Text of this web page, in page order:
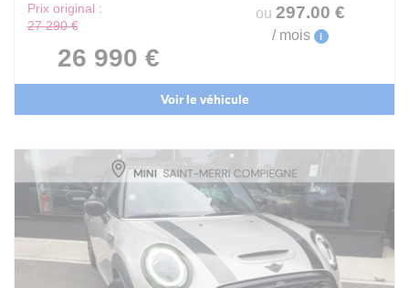
Prix original :
27 290 €
26 990 €
ou 297.00 €
/ mois i
Voir le véhicule